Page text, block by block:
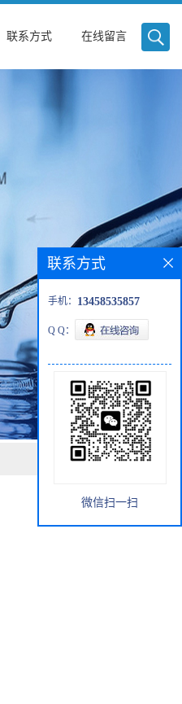
联系方式 在线留言
联系方式
手机： 13458535857
Q Q：
微信扫一扫